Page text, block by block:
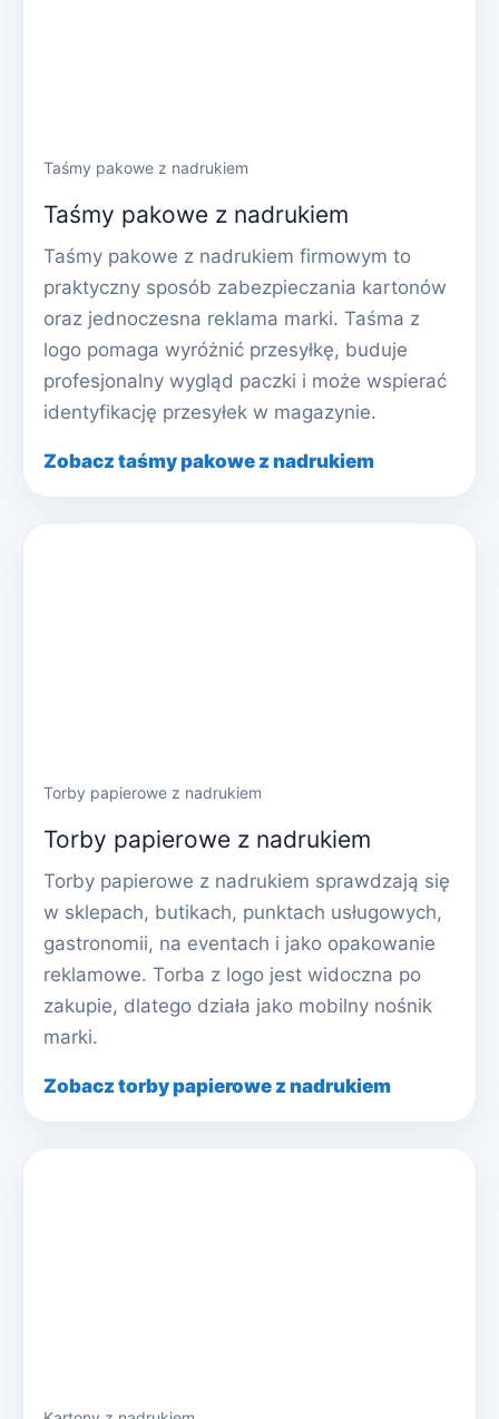
Taśmy pakowe z nadrukiem
Taśmy pakowe z nadrukiem
Taśmy pakowe z nadrukiem firmowym to
praktyczny sposób zabezpieczania kartonów
oraz jednoczesna reklama marki. Taśma z
logo pomaga wyróżnić przesyłkę, buduje
profesjonalny wygląd paczki i może wspierać
identyfikację przesyłek w magazynie.
Zobacz taśmy pakowe z nadrukiem
Torby papierowe z nadrukiem
Torby papierowe z nadrukiem
Torby papierowe z nadrukiem sprawdzają się
w sklepach, butikach, punktach usługowych,
gastronomii, na eventach i jako opakowanie
reklamowe. Torba z logo jest widoczna po
zakupie, dlatego działa jako mobilny nośnik
marki.
Zobacz torby papierowe z nadrukiem